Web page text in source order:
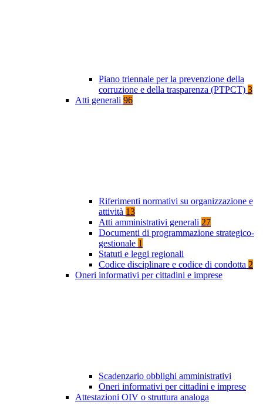
Piano triennale per la prevenzione della
corruzione e della trasparenza (PTPCT) 3
Atti generali 96
Riferimenti normativi su organizzazione e
attività 13
Atti amministrativi generali 27
Documenti di programmazione strategico-
gestionale 1
Statuti e leggi regionali
Codice disciplinare e codice di condotta 2
Oneri informativi per cittadini e imprese
Scadenzario obblighi amministrativi
Oneri informativi per cittadini e imprese
Attestazioni OIV o struttura analoga